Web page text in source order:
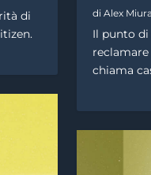
di
diAlex Miura
Il punto di
chiama